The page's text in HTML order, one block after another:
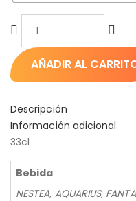
AÑADIR AL
Descripción
Información adicional
33cl
Bebida
NESTEA, AQUARIUS,